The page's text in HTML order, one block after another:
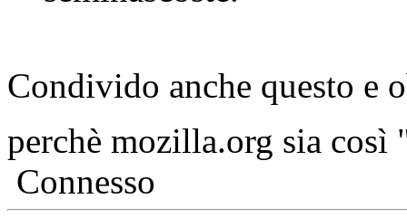
Condivido anche questo e
perchè mozilla.org sia
Connesso